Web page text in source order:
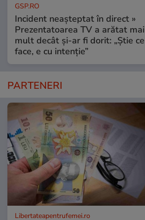
GSP.RO
Incident neașteptat în direct »
Prezentatoarea TV a arătat mai
mult decât și-ar fi dorit: „Știe ce
face, e cu intenție”
PARTENERI
Libertateapentrufemei.ro